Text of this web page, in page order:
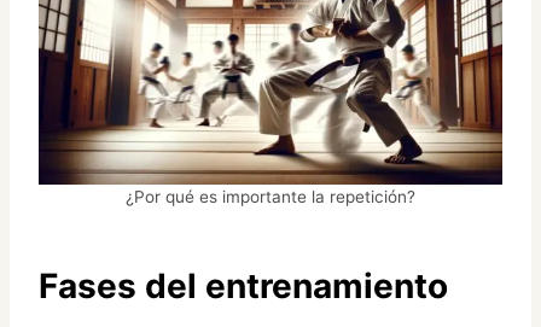
¿Por qué es importante la repetición?
Fases del entrenamiento